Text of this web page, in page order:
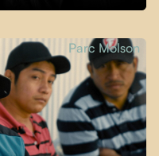
Parc Molson